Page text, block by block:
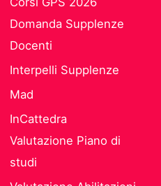
Domanda Supplenze
Docenti
Interpelli Supplenze
Mad
InCattedra
Valutazione Piano di
studi